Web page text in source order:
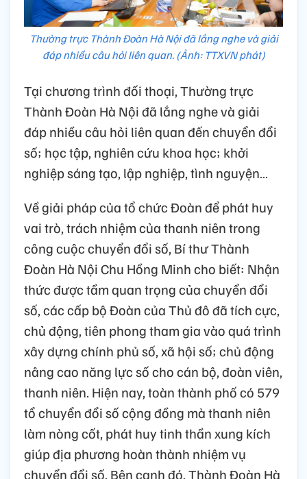
Thường trực Thành Đoàn Hà Nội đã lắng nghe và giải
đáp nhiều câu hỏi liên quan. (Ảnh: TTXVN phát)
Tại chương trình đối thoại, Thường trực
Thành Đoàn Hà Nội đã lắng nghe và giải
đáp nhiều câu hỏi liên quan đến chuyển đổi
số; học tập, nghiên cứu khoa học; khởi
nghiệp sáng tạo, lập nghiệp, tình nguyện…
Về giải pháp của tổ chức Đoàn để phát huy
vai trò, trách nhiệm của thanh niên trong
công cuộc chuyển đổi số, Bí thư Thành
Đoàn Hà Nội Chu Hồng Minh cho biết: Nhận
thức được tầm quan trọng của chuyển đổi
số, các cấp bộ Đoàn của Thủ đô đã tích cực,
chủ động, tiên phong tham gia vào quá trình
xây dựng chính phủ số, xã hội số; chủ động
nâng cao năng lực số cho cán bộ, đoàn viên,
thanh niên. Hiện nay, toàn thành phố có 579
tổ chuyển đổi số cộng đồng mà thanh niên
làm nòng cốt, phát huy tinh thần xung kích
giúp địa phương hoàn thành nhiệm vụ
chuyển đổi số. Bên cạnh đó, Thành Đoàn Hà